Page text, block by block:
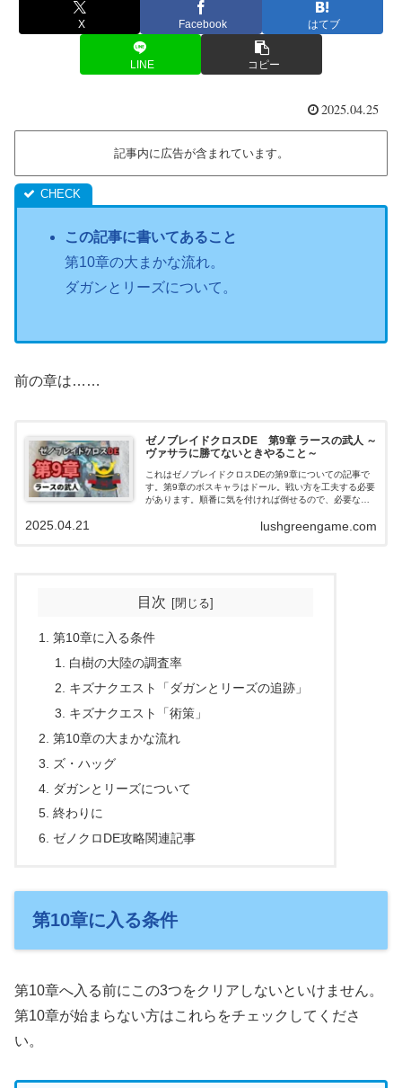
X Facebook はてブ
LINE コピー
2025.04.25
記事内に広告が含まれています。
この記事に書いてあること
第10章の大まかな流れ。
ダガンとリーズについて。
前の章は……
ゼノブレイドクロスDE 第9章 ラースの武人 ～
ヴァサラに勝てないときやること～
これはゼノブレイドクロスDEの第9章についての記事で
す。第9章のボスキャラはドール。戦い方を工夫する必要
があります。順番に気を付ければ倒せるので、必要なら
lushgreengame.com
2025.04.21
目次
第10章に入る条件
白樹の大陸の調査率
キズナクエスト「ダガンとリーズの追跡」
キズナクエスト「術策」
第10章の大まかな流れ
ズ・ハッグ
ダガンとリーズについて
終わりに
ゼノクロDE攻略関連記事
第10章に入る条件
第10章へ入る前にこの3つをクリアしないといけません。
第10章が始まらない方はこれらをチェックしてくださ
い。